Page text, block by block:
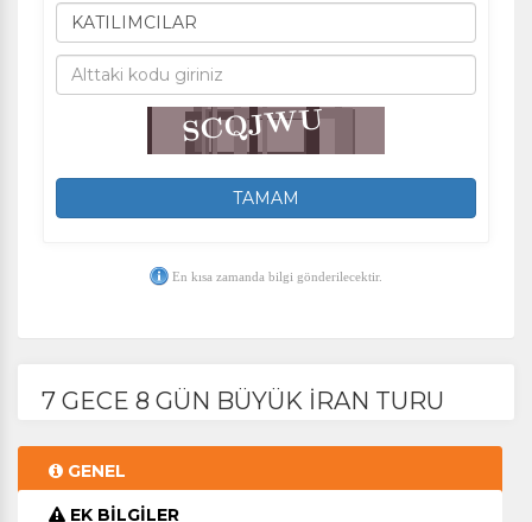
TAMAM
En kısa zamanda bilgi gönderilecektir.
7 GECE 8 GÜN BÜYÜK İRAN TURU
GENEL
EK BİLGİLER